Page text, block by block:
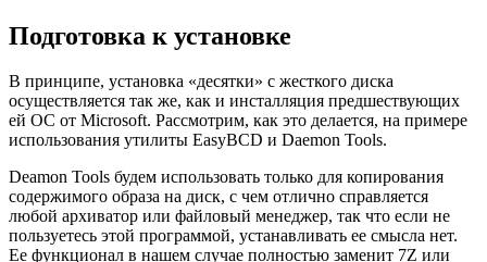
Подготовка к установке
В принципе, установка «десятки» с жесткого диска
осуществляется так же, как и инсталляция предшествующих
ей ОС от Microsoft. Рассмотрим, как это делается, на примере
использования утилиты EasyBCD и Daemon Tools.
Deamon Tools будем использовать только для копирования
содержимого образа на диск, с чем отлично справляется
любой архиватор или файловый менеджер, так что если не
пользуетесь этой программой, устанавливать ее смысла нет.
Ее функционал в нашем случае полностью заменит 7Z или